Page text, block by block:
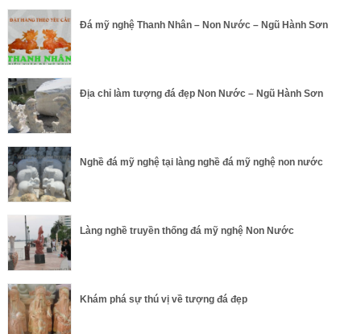
Đá mỹ nghệ Thanh Nhân – Non Nước – Ngũ Hành Sơn
Địa chỉ làm tượng đá đẹp Non Nước – Ngũ Hành Sơn
Nghề đá mỹ nghệ tại làng nghề đá mỹ nghệ non nước
Làng nghề truyền thống đá mỹ nghệ Non Nước
Khám phá sự thú vị về tượng đá đẹp